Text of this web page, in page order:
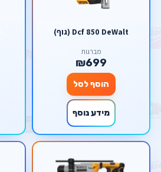
Dcf 850 DeWalt (גוף)
מברגות
₪699
הוסף לסל
מידע נוסף